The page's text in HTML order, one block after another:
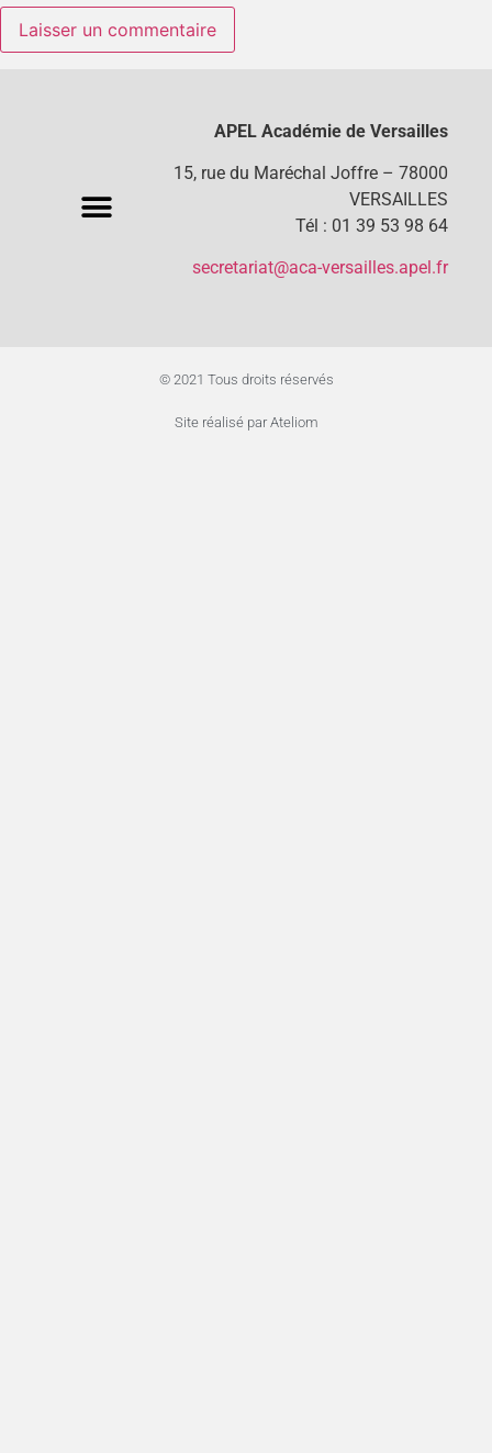
APEL Académie de Versailles
15, rue du Maréchal Joffre – 78000
VERSAILLES
Tél : 01 39 53 98 64
secretariat@aca-versailles.apel.fr
© 2021 Tous droits réservés
Site réalisé par Ateliom